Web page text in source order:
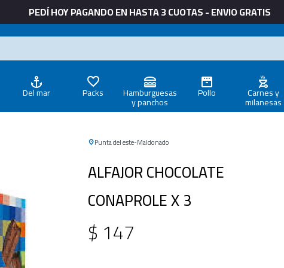
PEDÍ HOY PAGANDO EN HASTA 3 CUOTAS - ENVIO GRATIS
Del mar Packs Hamburguesas
y panchos
Pollo Carnes y
milanesas
Punta del este Maldonado
ALFAJOR CHOCOLATE
CONAPROLE X 3
$ 147